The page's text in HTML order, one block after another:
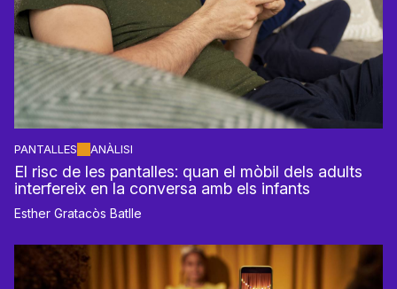
PANTALLES ANÀLISI
El risc de les pantalles: quan el mòbil dels adults
interfereix en la conversa amb els infants
Esther Gratacòs Batlle